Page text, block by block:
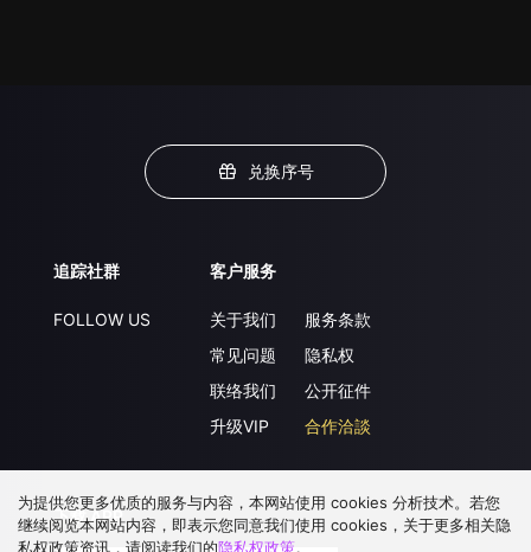
兑换序号
追踪社群
FOLLOW US
客户服务
关于我们
常见问题
联络我们
升级VIP
服务条款
隐私权
公开征件
合作洽談
下载 APP
为提供您更多优质的服务与内容，本网站使用 cookies 分析技术。若您
继续阅览本网站内容，即表示您同意我们使用 cookies，关于更多相关隐
私权政策资讯，请阅读我们的隐私权政策。